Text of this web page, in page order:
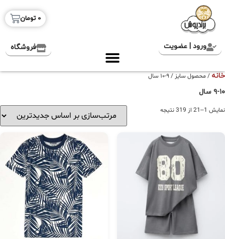
0 تومان
ورود | عضویت فروشگاه
خانه / محصول سایز / ۹-۱۰ سال
۹-۱۰ سال
نمایش 1–21 از 319 نتیجه